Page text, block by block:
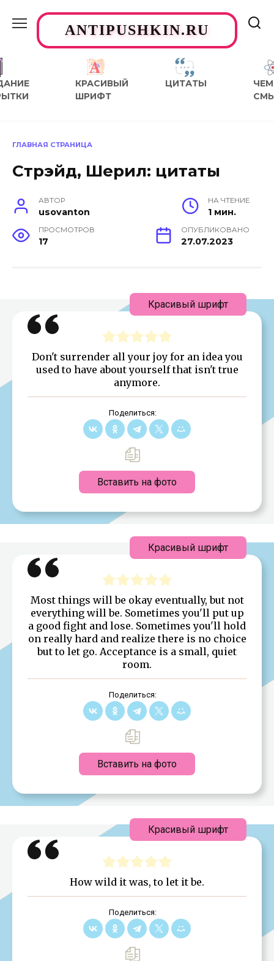
содержаниюANTIPUSHKIN.RU
КРАСИВЫЙ
ШРИФТ
ЦИТАТЫ
ЧЕМ
ГЛАВНАЯ СТРАНИЦА
Стрэйд, Шерил: цитаты
АВТОР
usovanton
НА ЧТЕНИЕ
1 мин.
ПРОСМОТРОВ
17
ОПУБЛИКОВАНО
27.07.2023
Don't surrender all your joy for an idea you
used to have about yourself that isn't true
anymore.
Поделиться:
Вставить на фото
Красивый шрифт
Most things will be okay eventually, but not
everything will be. Sometimes you'll put up
a good fight and lose. Sometimes you'll hold
on really hard and realize there is no choice
but to let go. Acceptance is a small, quiet
room.
Поделиться:
Вставить на фото
Красивый шрифт
How wild it was, to let it be.
Поделиться:
Красивый шрифт